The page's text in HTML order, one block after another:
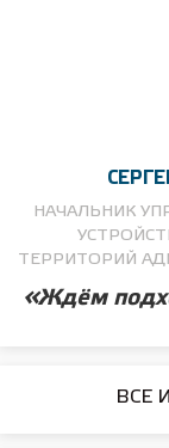
НАЧАЛЬНИК
ТЕРРИТОРИЙ
«Ждём
ВСЕ